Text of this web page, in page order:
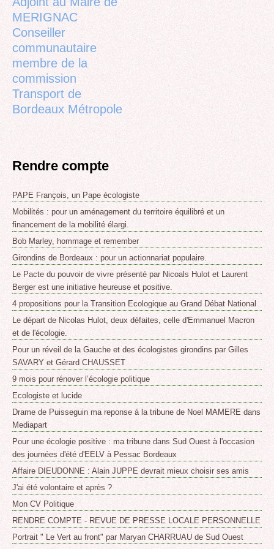
MERIGNAC
Conseiller
communautaire
membre de la
commission
Transport de
Bordeaux Métropole
Rendre compte
PAPE François, un Pape écologiste
Mobilités : pour un aménagement du territoire équilibré et un
financement de la mobilité élargi.
Bob Marley, hommage et remember
Girondins de Bordeaux : pour un actionnariat populaire.
Le Pacte du pouvoir de vivre présenté par Nicoals Hulot et Laurent
Berger est une initiative heureuse et positive.
4 propositions pour la Transition Ecologique au Grand Débat National
Le départ de Nicolas Hulot, deux défaites, celle d'Emmanuel Macron
et de l'écologie.
Pour un réveil de la Gauche et des écologistes girondins par Gilles
SAVARY et Gérard CHAUSSET
9 mois pour rénover l’écologie politique
Ecologiste et lucide
Drame de Puisseguin ma reponse á la tribune de Noel MAMERE dans
Mediapart
Pour une écologie positive : ma tribune dans Sud Ouest à l'occasion
des journées d'été d'EELV à Pessac Bordeaux
Affaire DIEUDONNE : Alain JUPPE devrait mieux choisir ses amis
J'ai été volontaire et après ?
Mon CV Politique
RENDRE COMPTE - REVUE DE PRESSE LOCALE PERSONNELLE
Portrait " Le Vert au front" par Maryan CHARRUAU de Sud Ouest